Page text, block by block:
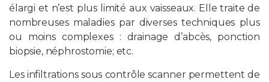
élargi et n’est plus limité aux vaisseaux. Elle traite de
nombreuses maladies par diverses techniques plus
ou moins complexes : drainage d’abcès, ponction
biopsie, néphrostomie; etc.
Les infiltrations sous contrôle scanner permettent de